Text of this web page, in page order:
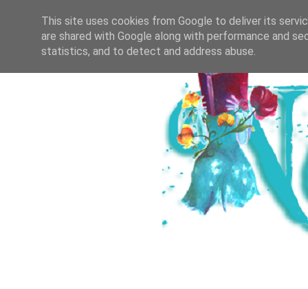
This site uses cookies from Google to deliver its
are shared with Google along with performance and
statistics, and to detect and address abuse.